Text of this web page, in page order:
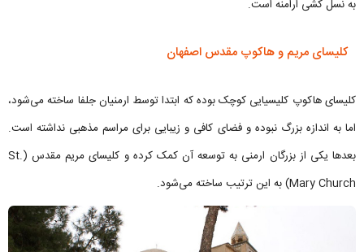
به نسل کشی ارامنه است.
کلیسای مریم و هاکوپ مقدس اصفهان
کلیسای هاکوپ کلیسیایی کوچک بوده که ابتدا توسط ارمنیان جلفا ساخته می‌شود،
اما به اندازه بزرگ نبوده و فضای کافی و زیبایی برای مراسم مذهبی نداشته است.
بعدها یکی از بزرگان ارمنی به توسعه آن کمک کرده و کلیسای مریم مقدس (St.
Mary Church) به این ترتیب ساخته می‌شود.